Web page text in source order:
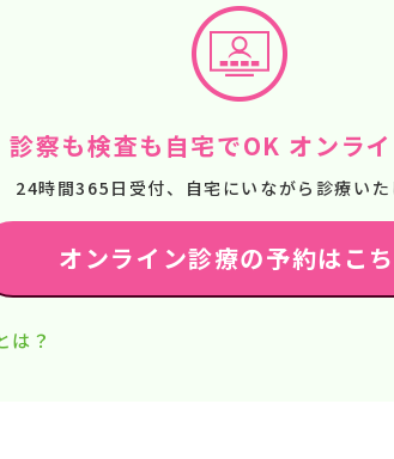
診察も検査も自宅でOK オンラ
24時間365日受付、自宅にいながら診療いた
オンライン診療の予約はこ
は？